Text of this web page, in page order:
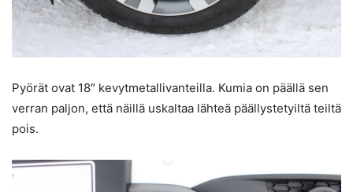
Pyörät ovat 18″ kevytmetallivanteilla. Kumia on päällä sen
verran paljon, että näillä uskaltaa lähteä päällystetyiltä teiltä
pois.